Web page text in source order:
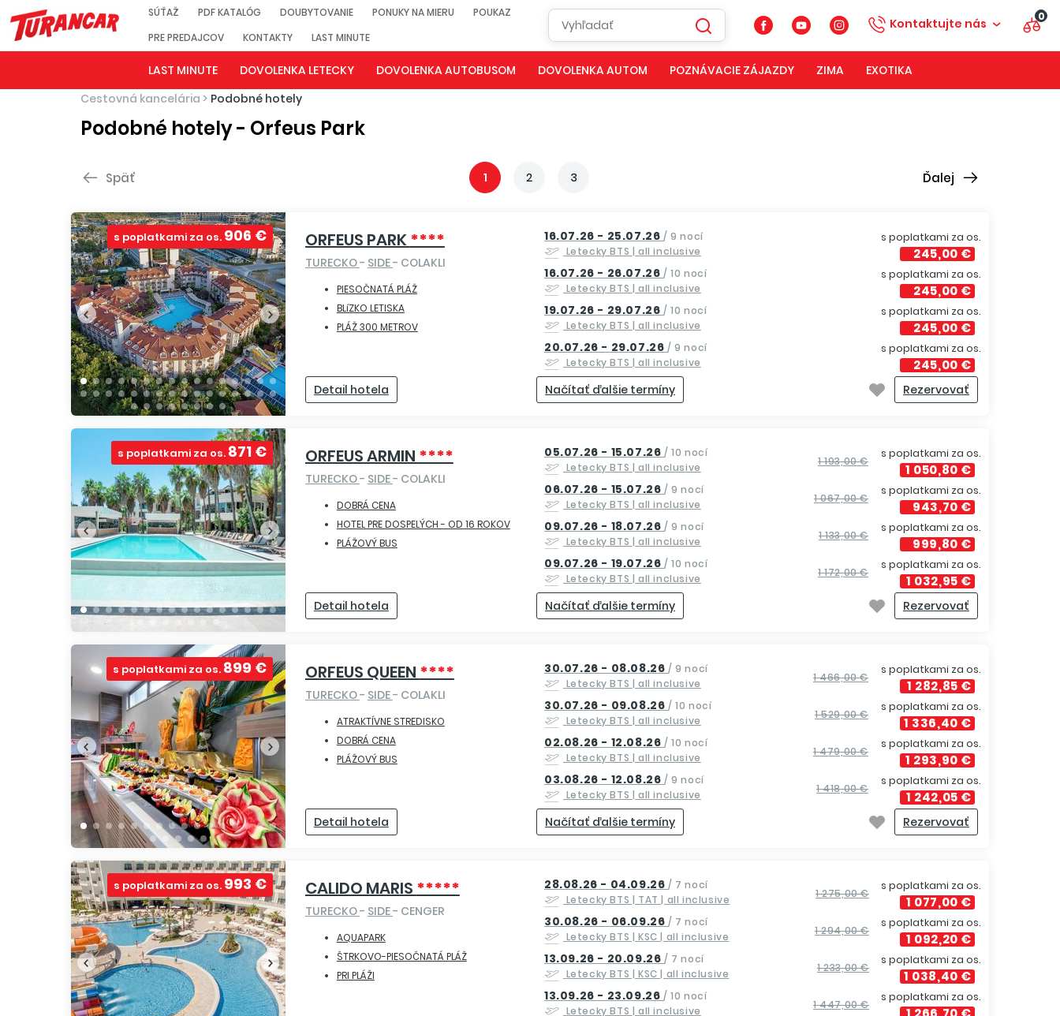
SÚŤAŽ PDF KATALÓG DOUBYTOVANIE PONUKY NA MIERU
POUKAZ
PRE PREDAJCOV
KONTAKTY LAST MINUTE
Kontaktujte nás 0
LAST MINUTE DOVOLENKA LETECKY DOVOLENKA AUTOBUSOM DOVOLENKA AUTOM POZNÁVACIE ZÁJAZDY ZIMA
EXOTIKA
Cestovná kancelária > Podobné hotely
Podobné hotely - Orfeus Park
Späť 1 2 3 Ďalej
ORFEUS PARK****
TURECKO- SIDE- COLAKLI
s poplatkami za os. 906 €
PIESOČNATÁ PLÁŽ
BLíZKO LETISKA
PLÁŽ 300 METROV
Detail hotela
16.07.26 - 25.07.26 / 9 nocí
Letecky BTS | all inclusive
s poplatkami za os.
245,00 €
16.07.26 - 26.07.26 / 10 nocí
Letecky BTS | all inclusive
s poplatkami za os.
245,00 €
19.07.26 - 29.07.26 / 10 nocí
Letecky BTS | all inclusive
s poplatkami za os.
245,00 €
20.07.26 - 29.07.26 / 9 nocí
Letecky BTS | all inclusive
s poplatkami za os.
245,00 €
Načítať ďalšie termíny Rezervovať
ORFEUS ARMIN ****
TURECKO- SIDE- COLAKLI
s poplatkami za os. 871 €
DOBRÁ CENA
HOTEL PRE DOSPELÝCH - OD 16 ROKOV
PLÁŽOVÝ BUS
Detail hotela
05.07.26 - 15.07.26 / 10 nocí
Letecky BTS | all inclusive 1 193,00 €
s poplatkami za os.
1 050,80 €
06.07.26 - 15.07.26 / 9 nocí
Letecky BTS | all inclusive 1 067,00 €
s poplatkami za os.
943,70 €
09.07.26 - 18.07.26 / 9 nocí
Letecky BTS | all inclusive 1 133,00 €
s poplatkami za os.
999,80 €
09.07.26 - 19.07.26 / 10 nocí
Letecky BTS | all inclusive 1 172,00 €
s poplatkami za os.
1 032,95 €
Načítať ďalšie termíny Rezervovať
ORFEUS QUEEN ****
TURECKO- SIDE- COLAKLI
s poplatkami za os. 899 €
ATRAKTÍVNE STREDISKO
DOBRÁ CENA
PLÁŽOVÝ BUS
Detail hotela
30.07.26 - 08.08.26 / 9 nocí
Letecky BTS | all inclusive 1 466,00 €
s poplatkami za os.
1 282,85 €
30.07.26 - 09.08.26 / 10 nocí
Letecky BTS | all inclusive 1 529,00 €
s poplatkami za os.
1 336,40 €
02.08.26 - 12.08.26 / 10 nocí
Letecky BTS | all inclusive 1 479,00 €
s poplatkami za os.
1 293,90 €
03.08.26 - 12.08.26 / 9 nocí
Letecky BTS | all inclusive 1 418,00 €
s poplatkami za os.
1 242,05 €
Načítať ďalšie termíny Rezervovať
CALIDO MARIS *****
TURECKO- SIDE- CENGER
s poplatkami za os. 993 €
AQUAPARK
ŠTRKOVO-PIESOČNATÁ PLÁŽ
PRI PLÁŽI
28.08.26 - 04.09.26 / 7 nocí
Letecky BTS | TAT| all inclusive 1 275,00 €
s poplatkami za os.
1 077,00 €
30.08.26 - 06.09.26 / 7 nocí
Letecky BTS | KSC| all inclusive 1 294,00 €
s poplatkami za os.
1 092,20 €
13.09.26 - 20.09.26 / 7 nocí
Letecky BTS | KSC| all inclusive 1 233,00 €
s poplatkami za os.
1 038,40 €
13.09.26 - 23.09.26 / 10 nocí
Letecky BTS | all inclusive 1 447,00 €
s poplatkami za os.